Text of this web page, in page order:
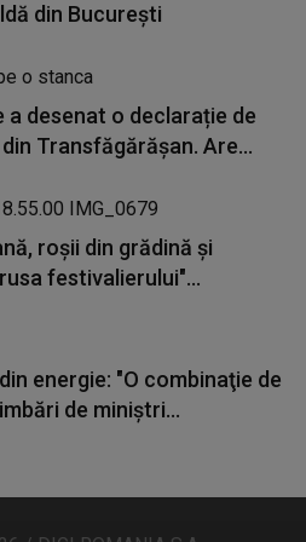
din București
a desenat o declarație de
Transfăgărășan. Are...
roșii din grădină și
festivalierului"...
energie: "O combinaţie de
de miniştri...